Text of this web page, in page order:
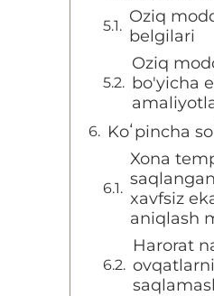
Oziq
belgilari
Oziq
bo'yicha
Koʻpincha
Xona
xavfsiz
aniqlash
Harorat